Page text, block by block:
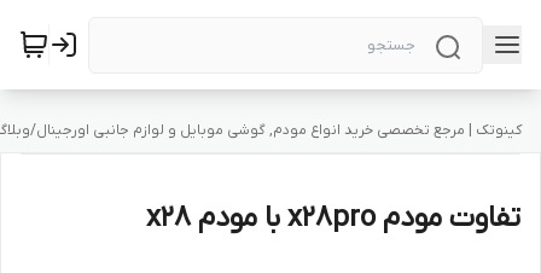
کینوتک | مرجع تخصصی خرید انواع مودم, گوشی موبایل و لوازم جانبی اورجینال/
تفاوت مودم x28pro با مودم x28